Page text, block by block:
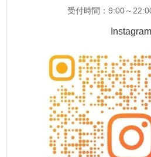
受付時間：9:00～
Instagram